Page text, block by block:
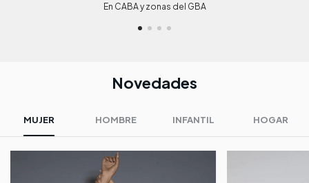
En CABA y zonas del GBA
Novedades
MUJER HOMBRE INFANTIL HOGAR